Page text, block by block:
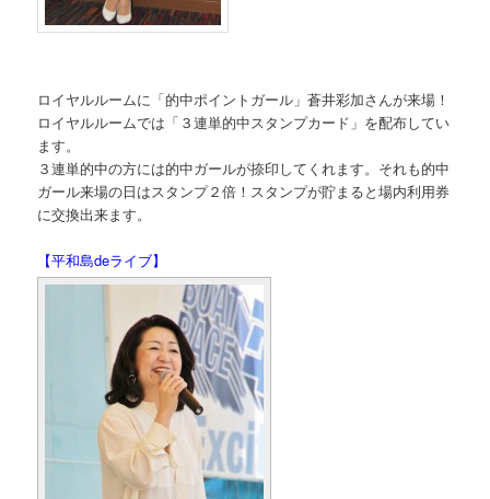
ロイヤルルームに「的中ポイントガール」蒼井彩加さんが来場！
ロイヤルルームでは「３連単的中スタンプカード」を配布してい
ます。
３連単的中の方には的中ガールが捺印してくれます。それも的中
ガール来場の日はスタンプ２倍！スタンプが貯まると場内利用券
に交換出来ます。
【平和島deライブ】